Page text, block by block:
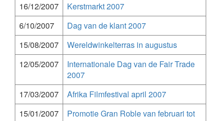
16/12/2007
Kerstmarkt 2007
6/10/2007
Dag van de klant 2007
15/08/2007
Wereldwinkelterras in augustus
12/05/2007
Internationale Dag van de Fair Trade
2007
17/03/2007
Afrika Filmfestival april 2007
15/01/2007
Promotie Gran Roble van februari tot